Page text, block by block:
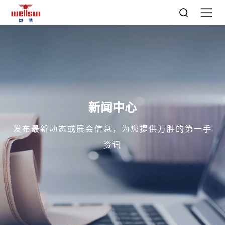
新闻中心
发布最新动态或展会信息，为您提供万胜的第一手
资讯